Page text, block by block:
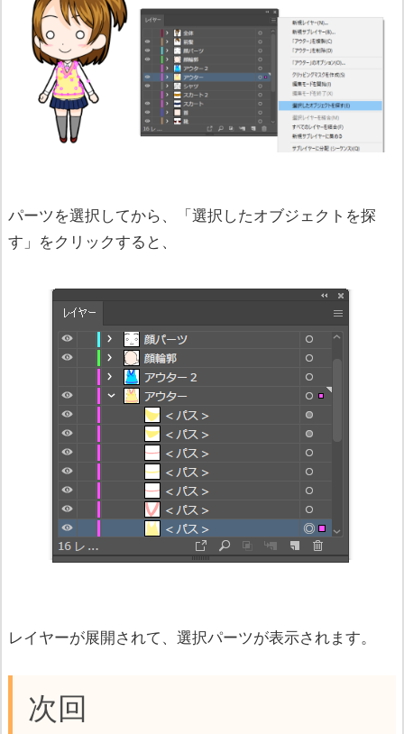
パーツを選択してから、「選択したオブジェクトを探
す」をクリックすると、
レイヤーが展開されて、選択パーツが表示されます。
次回